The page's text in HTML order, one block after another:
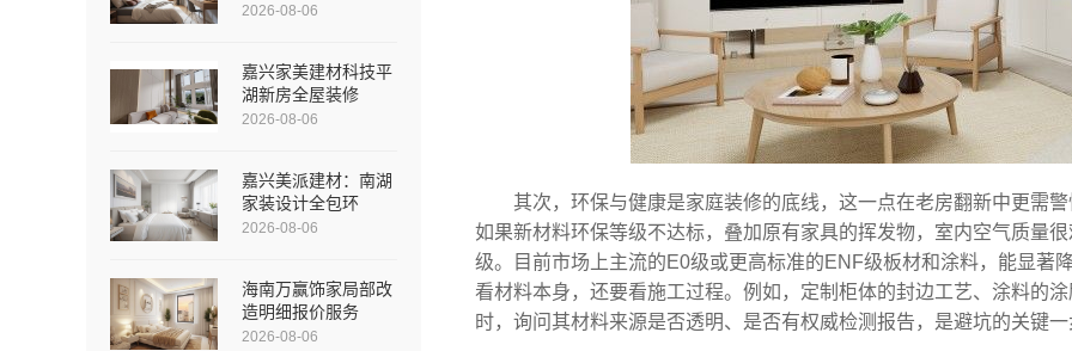
2026-08-06
嘉兴家美建材科技平
湖新房全屋装修
2026-08-06
嘉兴美派建材：南湖
家装设计全包环
2026-08-06
海南万赢饰家局部改
造明细报价服务
2026-08-06
其次，环保与健康是家庭装修的底线，这一点在老房翻新中更需
如果新材料环保等级不达标，叠加原有家具的挥发物，室内空气质量
级。目前市场上主流的E0级或更高标准的ENF级板材和涂料，能显著
看材料本身，还要看施工过程。例如，定制柜体的封边工艺、涂料的
时，询问其材料来源是否透明、是否有权威检测报告，是避坑的关键